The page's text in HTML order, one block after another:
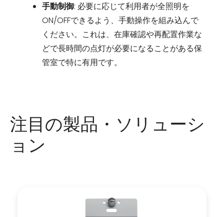
手動制御: 必要に応じて利用者が全照明を
ON/OFFできるよう、手動操作を組み込んで
ください。これは、在庫確認や再配置作業な
どで長時間の点灯が必要になることがある保
管室で特に有用です。
注目の製品・ソリューシ
ョン